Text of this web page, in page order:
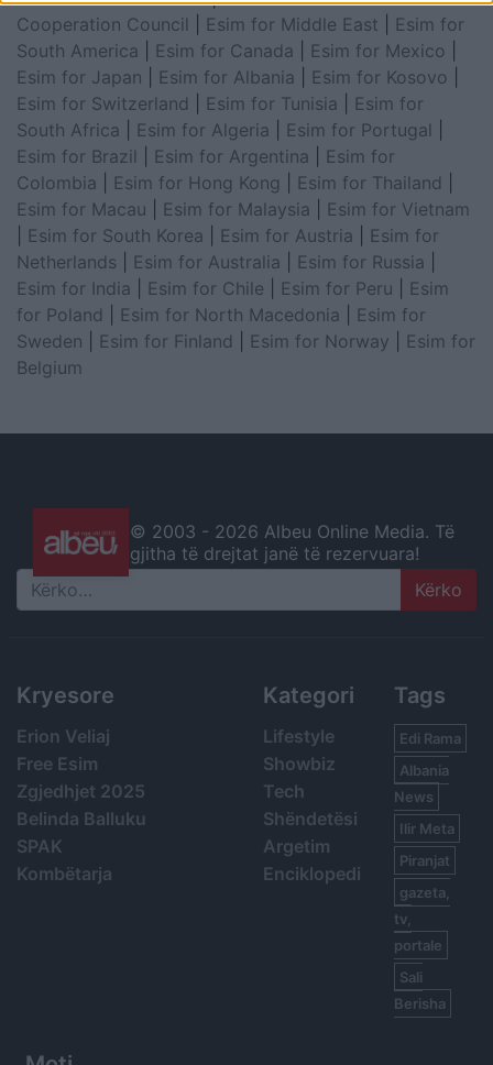
Cooperation Council
Esim for Middle East
Esim for
South America
Esim for Canada Esim for Mexico
Esim for Japan
Esim for Albania Esim for Kosovo
Esim for Switzerland
Esim for Tunisia
Esim for
South Africa
Esim for Algeria Esim for Portugal
Esim for Brazil
Esim for Argentina
Esim for
Colombia
Esim for Hong Kong Esim for Thailand
Esim for Macau
Esim for Malaysia
Esim for Vietnam
Esim for South Korea Esim for Austria
Esim for
Netherlands
Esim for Australia Esim for Russia
Esim for India
Esim for Chile Esim for Peru
Esim
for Poland
Esim for North Macedonia
Esim for
Sweden
Esim for Finland Esim for Norway
Esim for
Belgium
© 2003 - 2026 Albeu Online Media. Të
gjitha të drejtat janë të rezervuara!
Search
Kryesore
Erion Veliaj
Free Esim
Zgjedhjet 2025
Belinda Balluku
SPAK
Kombëtarja
Kategori
Lifestyle
Showbiz
Tech
Shëndetësi
Argetim
Enciklopedi
Tags
Edi Rama
Albania
News
Ilir Meta
Piranjat
gazeta,
tv,
portale
Sali
Berisha